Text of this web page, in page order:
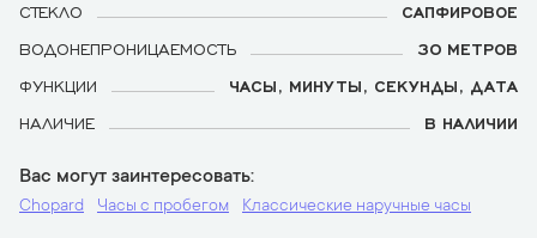
СТЕКЛО
САПФИРОВОЕ
ВОДОНЕПРОНИЦАЕМОСТЬ
30 МЕТРОВ
ФУНКЦИИ
ЧАСЫ, МИНУТЫ, СЕКУНДЫ, ДАТА
НАЛИЧИЕ
В НАЛИЧИИ
Вас могут заинтересовать
Chopard Часы с пробегом Классические наручные часы